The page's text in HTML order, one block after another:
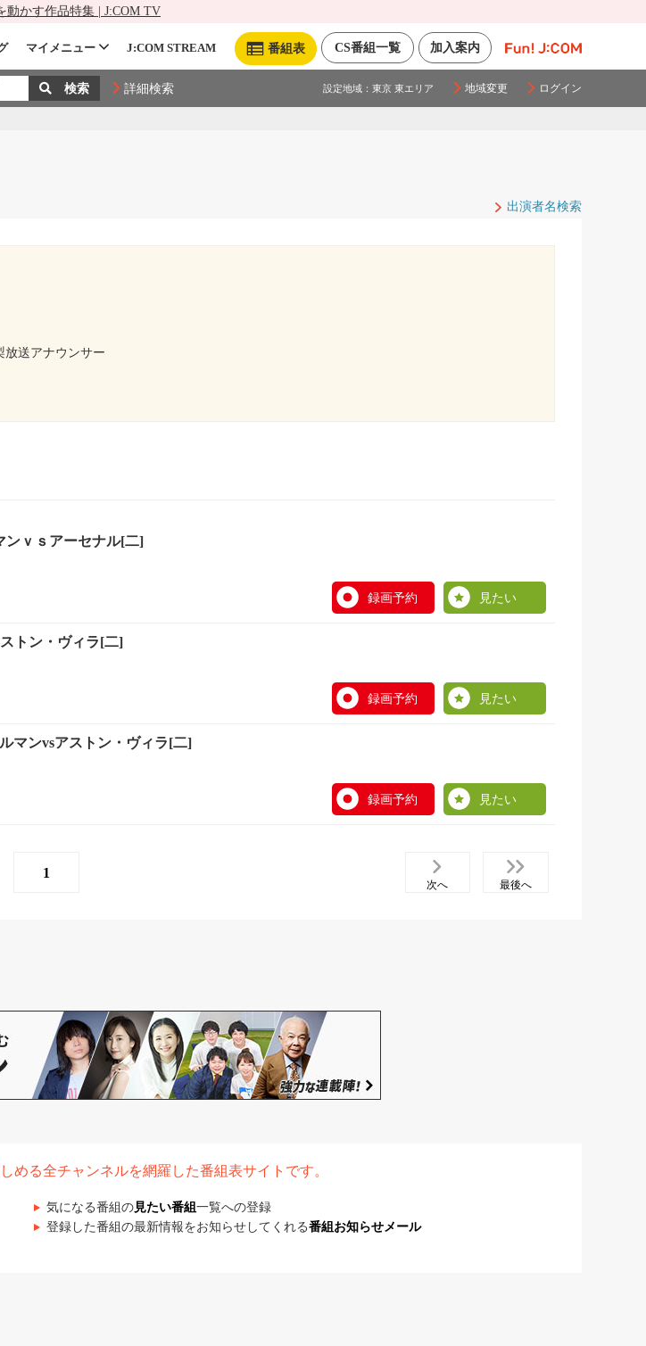
動かす作品特集 | J:COM TV
加入案内
CS番組一覧
番組表
マイメニュー J:COM STREAM
詳細検索 設定地域： 東京 東エリア 地域変更 ログイン
出演者名検索
放送アナウンサー
ンｖｓアーセナル[二]
録画予約 見たい
トン・ヴィラ[二]
録画予約 見たい
マンvsアストン・ヴィラ[二]
録画予約 見たい
1
次へ 最後へ
める全チャンネルを網羅した番組表サイトです。
気になる番組の見たい番組 一覧への登録
登録した番組の最新情報をお知らせしてくれる番組お知らせメール